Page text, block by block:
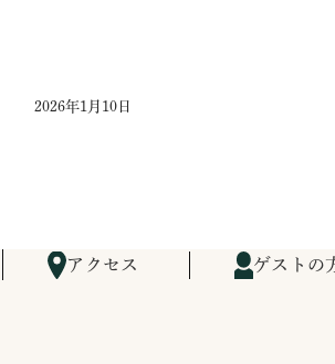
2026年1月10日
アクセス ゲストの